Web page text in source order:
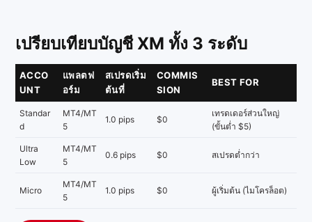
เปรียบเทียบบัญชี XM ทั้ง 3 ระดับ
ACCO
UNT
แพลตฟ
อร์ม
สเปรดเริ่ม
ต้นที่
COMMIS
SION
BEST FOR
Standar
d
MT4/MT
5
1.0 pips $0
เทรดเดอร์ส่วนใหญ่
(ขั้นต่ำ $5)
Ultra
Low
MT4/MT
5
0.6 pips $0 สเปรดต่ำกว่า
Micro
MT4/MT
5
1.0 pips $0 ผู้เริ่มต้น (ไมโครล็อต)